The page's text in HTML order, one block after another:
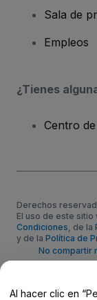
Sala de
Empleos
¿Tienes
Centro
Derechos
El uso de este
Condiciones, de la
y de la Política de
No compartir
Al hacer clic en